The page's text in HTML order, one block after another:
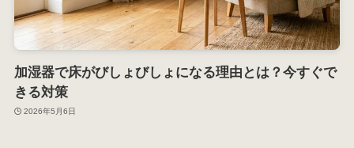
加湿器で床がびしょびしょになる理由とは？今すぐで
きる対策
2026年5月6日